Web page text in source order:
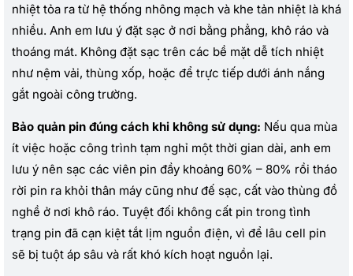
nhiệt tỏa ra từ hệ thống nhông mạch và khe tản nhiệt là khá
nhiều. Anh em lưu ý đặt sạc ở nơi bằng phẳng, khô ráo và
thoáng mát. Không đặt sạc trên các bề mặt dễ tích nhiệt
như nệm vải, thùng xốp, hoặc để trực tiếp dưới ánh nắng
gắt ngoài công trường.
Bảo quản pin đúng cách khi không sử dụng: Nếu qua mùa
ít việc hoặc công trình tạm nghỉ một thời gian dài, anh em
lưu ý nên sạc các viên pin đầy khoảng 60% – 80% rồi tháo
rời pin ra khỏi thân máy cũng như đế sạc, cất vào thùng đồ
nghề ở nơi khô ráo. Tuyệt đối không cất pin trong tình
trạng pin đã cạn kiệt tắt lịm nguồn điện, vì để lâu cell pin
sẽ bị tuột áp sâu và rất khó kích hoạt nguồn lại.